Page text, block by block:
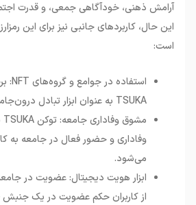
آرامش ذهنی، خودآگاهی جمعی، و قدرت
این حال، کاربردهای جانبی نیز برای این
است:
TSUKA به عنوان ابزار تبادل درون‌جامعه‌ای استفاده می‌کنند.
وفاداری و حضور فعال در جامعه به
می‌شود.
از کاربران حکم عضویت در یک جنبش